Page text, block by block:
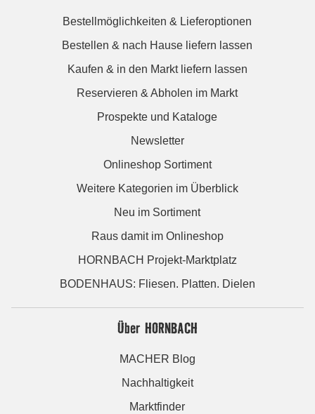
Bestellmöglichkeiten & Lieferoptionen
Bestellen & nach Hause liefern lassen
Kaufen & in den Markt liefern lassen
Reservieren & Abholen im Markt
Prospekte und Kataloge
Newsletter
Onlineshop Sortiment
Weitere Kategorien im Überblick
Neu im Sortiment
Raus damit im Onlineshop
HORNBACH Projekt-Marktplatz
BODENHAUS: Fliesen. Platten. Dielen
Über HORNBACH
MACHER Blog
Nachhaltigkeit
Marktfinder